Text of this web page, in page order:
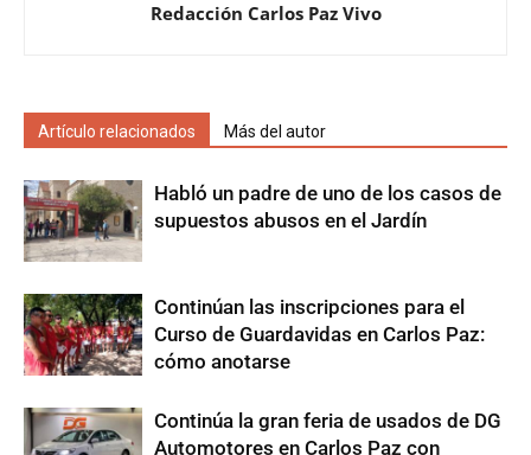
Redacción Carlos Paz Vivo
Artículo relacionados Más del autor
Habló un padre de uno de los casos de
supuestos abusos en el Jardín
Continúan las inscripciones para el
Curso de Guardavidas en Carlos Paz:
cómo anotarse
Continúa la gran feria de usados de DG
Automotores en Carlos Paz con